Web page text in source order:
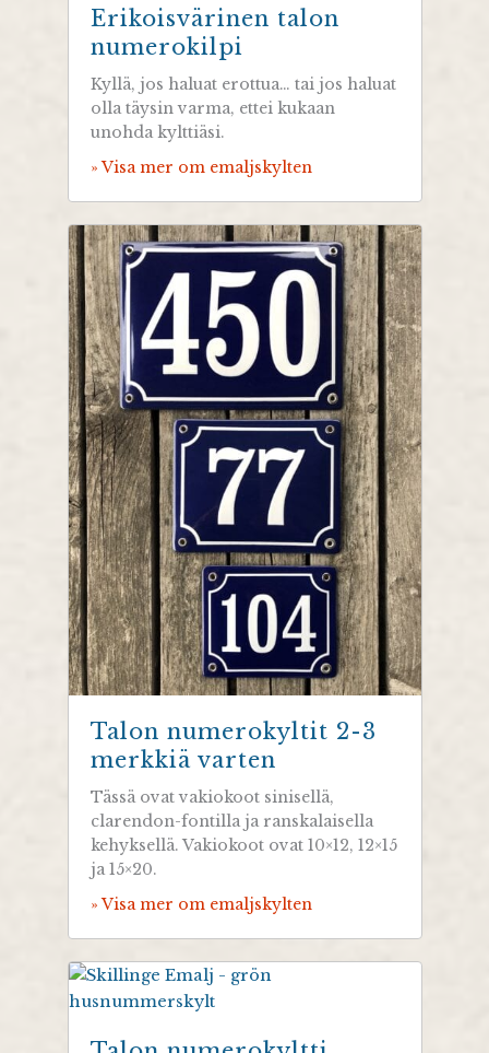
Erikoisvärinen talon
numerokilpi
Kyllä, jos haluat erottua… tai jos haluat
olla täysin varma, ettei kukaan
unohda kylttiäsi.
» Visa mer om emaljskylten
Talon numerokyltit 2-3
merkkiä varten
Tässä ovat vakiokoot sinisellä,
clarendon-fontilla ja ranskalaisella
kehyksellä. Vakiokoot ovat 10×12, 12×15
ja 15×20.
» Visa mer om emaljskylten